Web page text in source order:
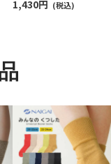
【365日最短翌日発送】
1,430円 (税込)